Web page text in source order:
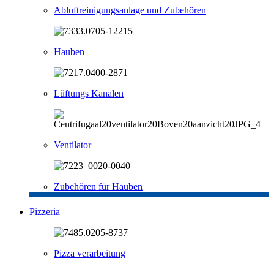
Abluftreinigungsanlage und Zubehören
Hauben
Lüftungs Kanalen
Ventilator
Zubehören für Hauben
Pizzeria
Pizza verarbeitung